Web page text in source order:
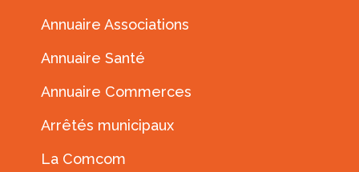
Annuaire Associations
Annuaire Santé
Annuaire Commerces
Arrêtés municipaux
La Comcom